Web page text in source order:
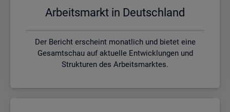
Ar­beits­markt in Deutsch­land
Der Bericht erscheint monatlich und bietet eine
Gesamtschau auf aktuelle Entwicklungen und
Strukturen des Arbeitsmarktes.